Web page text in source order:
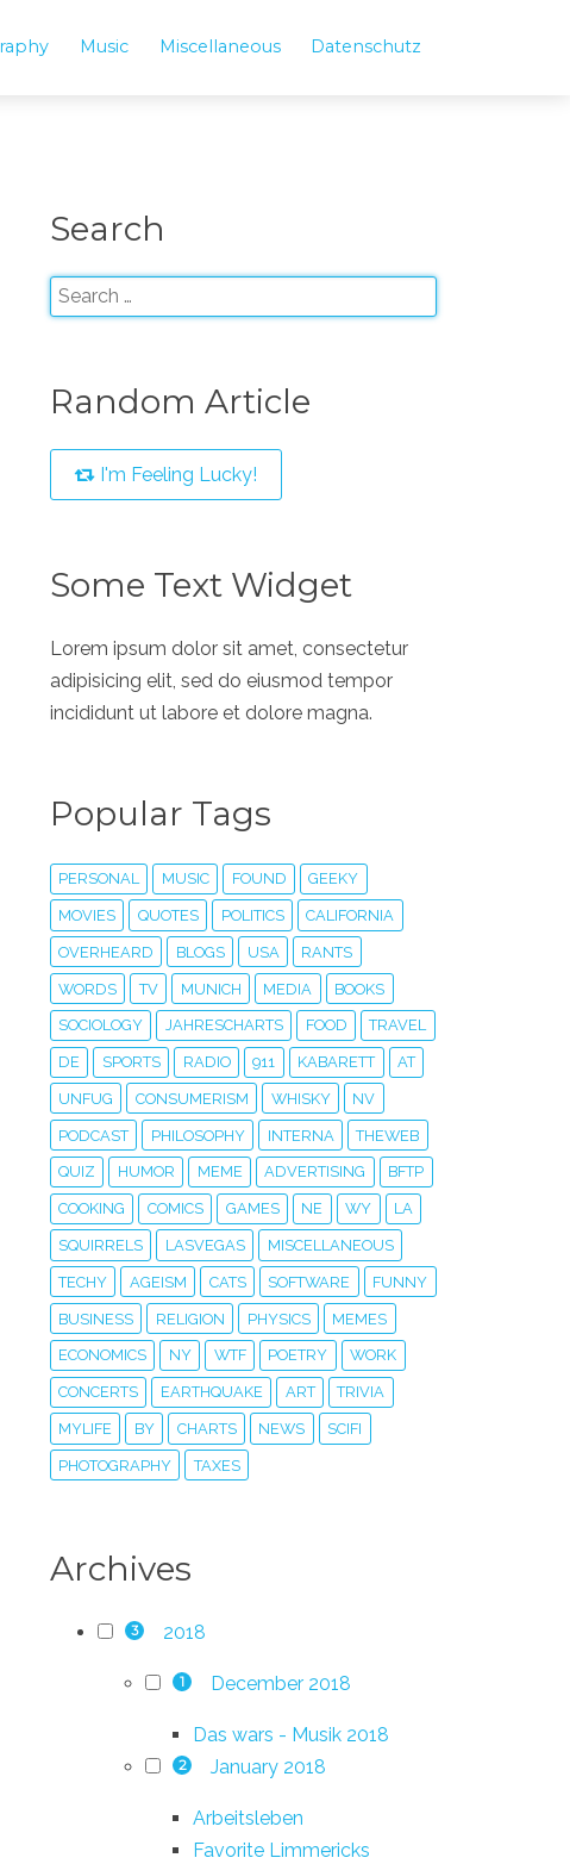
Music Miscellaneous Datenschutz
Search
Random Article
I'm Feeling Lucky!
Some Text Widget
Lorem ipsum dolor sit amet, consectetur
adipisicing elit, sed do eiusmod tempor
incididunt ut labore et dolore magna.
Popular Tags
PERSONAL MUSIC FOUND GEEKY
MOVIES QUOTES POLITICS CALIFORNIA
OVERHEARD BLOGS USA RANTS
WORDS TV MUNICH MEDIA BOOKS
SOCIOLOGY JAHRESCHARTS FOOD TRAVEL
DE SPORTS RADIO 911 KABARETT AT
UNFUG CONSUMERISM WHISKY NV
PODCAST PHILOSOPHY INTERNA THEWEB
QUIZ HUMOR MEME ADVERTISING BFTP
COOKING COMICS GAMES NE WY LA
SQUIRRELS LASVEGAS MISCELLANEOUS
TECHY AGEISM CATS SOFTWARE FUNNY
BUSINESS RELIGION PHYSICS MEMES
ECONOMICS NY WTF POETRY WORK
CONCERTS EARTHQUAKE ART TRIVIA
MYLIFE BY CHARTS NEWS SCIFI
PHOTOGRAPHY TAXES
Archives
3 2018
1 December 2018
Das wars - Musik 2018
2 January 2018
Arbeitsleben
Favorite Limmericks